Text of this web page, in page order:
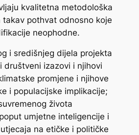
kvalitetna metodološka
pothvat odnosno koje
neophodne.
i središnjeg dijela projekta
društveni izazovi i njihovi
promjene i njihove
i populacijske implikacije;
života
umjetne inteligencije i
na etičke i političke